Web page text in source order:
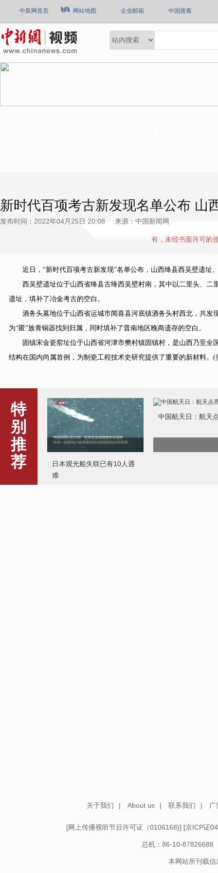
中新网首页 网站地图 企业邮箱 中国搜索
新时代百项考古新发现名单公布 山
发布时间：2022年04月25日 20:08 来源：中国新闻网
有，未经书面许可的
近日，“新时代百项考古新发现”名单公布，山西绛县西吴壁遗址
西吴壁遗址位于山西省绛县古绛西吴壁村南，其中以二里头、二
遗址，填补了冶金考古的空白。
酒务头墓地位于山西省运城市闻喜县河底镇酒务头村西北，共发
为“匿”族青铜器找到归属，同时填补了晋南地区晚商遗存的空白。
固镇宋金瓷窑址位于山西省河津市樊村镇固镇村，是山西乃至全
结构在国内尚属首例，为制瓷工程技术史研究提供了重要的新材料。
特
别
推
荐
日本观光船失联已有10人遇
难
中国航天日：航天
关于我们 | About us | 联系我们 |
[网上传播视听节目许可证（0106168)] [京ICP证
总机：86-10-87826688
本网站所刊载